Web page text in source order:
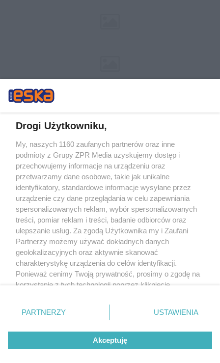
Żaden utwór zamieszczony w serwisie nie może być powielany i
rozpowszechniany lub dalej rozpowszechniany w jakikolwiek sposób (w
tym także elektroniczny lub mechaniczny) na jakimkolwiek polu
eksploatacji w jakiejkolwiek formie, włącznie z umieszczaniem w Internecie
bez pisemnej zgody właściciela praw. Jakiekolwiek użycie lub
wykorzystanie utworów w całości lub w części z naruszeniem prawa, tzn.
bez właściwej zgody, jest zabronione pod groźbą kary i może być ścigane
prawnie.
O nas
Drogi Użytkowniku,
My, naszych 1160 zaufanych partnerów oraz inne
podmioty z Grupy ZPR Media uzyskujemy dostęp i
przechowujemy informacje na urządzeniu oraz
przetwarzamy dane osobowe, takie jak unikalne
identyfikatory, standardowe informacje wysyłane przez
urządzenie czy dane przeglądania w celu zapewniania
spersonalizowanych reklam, wybór spersonalizowanych
treści, pomiar reklam i treści, badanie odbiorców oraz
ulepszanie usług. Za zgodą Użytkownika my i Zaufani
Partnerzy możemy używać dokładnych danych
geolokalizacyjnych oraz aktywnie skanować
charakterystykę urządzenia do celów identyfikacji.
Ponieważ cenimy Twoją prywatność, prosimy o zgodę na
korzystanie z tych technologii poprzez kliknięcie
zmienić/wycofać klikając przycisk ustawień prywatności
znajdujący się w lewym dolnym rogu strony
rodzaje przetwarzania danych nie wymagają zgody
użytkownika, ale masz prawo sprzeciwić się takiemu
przetwarzaniu. Preferencje będą miały zastosowanie tylko
PARTNERZY USTAWIENIA
Akceptuję